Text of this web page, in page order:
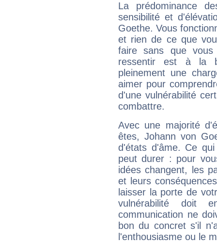
La prédominance
sensibilité et
Goethe. Vous
et rien de ce que
faire sans que
ressentir est à la
pleinement une
aimer pour
d'une vulnérabilité
combattre.
Avec une majorité
êtes, Johann von
d'états d'âme. Ce
peut durer : pour
idées changent, les
et leurs
laisser la porte de
vulnérabilité doit
communication ne
bon du concret s'il
l'enthousiasme ou le